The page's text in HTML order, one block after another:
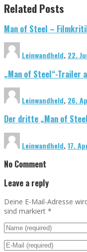
Related Posts
Man of Steel –
Leinwandheld, 22.
„Man of Steel“-Trailer
Leinwandheld, 26.
Der dritte „Man of
Leinwandheld,17.
No Comment
Leave a reply
Deine E-Mail-Adresse
sind markiert *